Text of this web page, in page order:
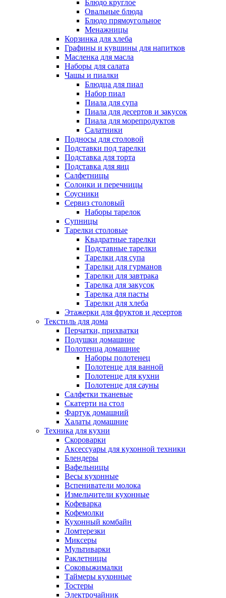
Блюдо круглое
Овальные блюда
Блюдо прямоугольное
Менажницы
Корзинка для хлеба
Графины и кувшины для напитков
Масленка для масла
Наборы для салата
Чашы и пиалки
Блюдца для пиал
Набор пиал
Пиала для супа
Пиала для десертов и закусок
Пиала для морепродуктов
Салатники
Подносы для столовой
Подставки под тарелки
Подставка для торта
Подставка для яиц
Салфетницы
Солонки и перечницы
Соусники
Сервиз столовый
Наборы тарелок
Супницы
Тарелки столовые
Квадратные тарелки
Подставные тарелки
Тарелки для супа
Тарелки для гурманов
Тарелки для завтрака
Тарелка для закусок
Тарелка для пасты
Тарелки для хлеба
Этажерки для фруктов и десертов
Текстиль для дома
Перчатки, прихватки
Подушки домашние
Полотенца домашние
Наборы полотенец
Полотенце для ванной
Полотенце для кухни
Полотенце для сауны
Салфетки тканевые
Скатерти на стол
Фартук домашний
Халаты домашние
Техника для кухни
Скороварки
Аксессуары для кухонной техники
Блендеры
Вафельницы
Весы кухонные
Вспениватели молока
Измельчители кухонные
Кофеварка
Кофемолки
Кухонный комбайн
Ломтерезки
Миксеры
Мультиварки
Раклетницы
Соковыжималки
Таймеры кухонные
Тостеры
Электрочайник